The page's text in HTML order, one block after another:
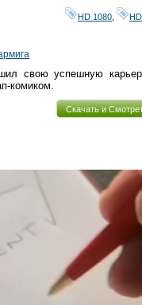
HD 1080
свою успешную
комиком.
Скачать и